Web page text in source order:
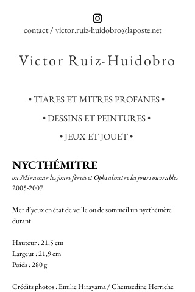
Victor Ruiz-Huidobro
• TIARES ET MITRES PROFANES •
• DESSINS ET PEINTURES •
• JEUX ET JOUET •
contact / victor.ruiz-huidobro@laposte.net
NYCTHÉMITRE
ou Miramar les jours fériés et Ophtalmitre les jours ouvrables
2005-2007
Mer d’yeux en état de veille ou de sommeil un nycthémère
durant.
Hauteur : 21,5 cm
Largeur : 21,9 cm
Poids : 280 g
Crédits photos : Emilie Hirayama /Chemsedine Herriche